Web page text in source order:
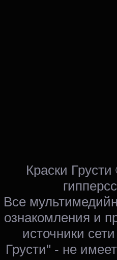
Краски
Все
ознакомления и
источники
Грусти" - не